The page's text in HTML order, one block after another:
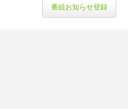
番組お知らせ登録